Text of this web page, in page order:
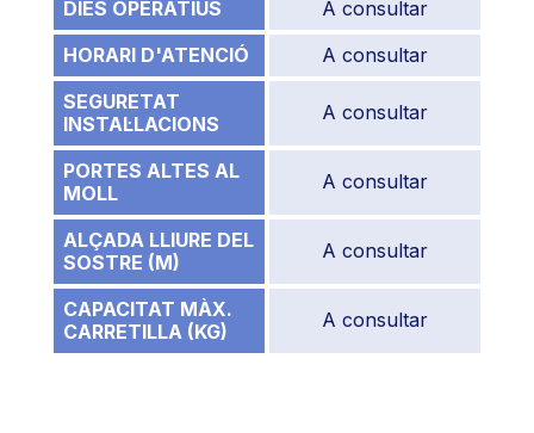
DIES OPERATIUS
A consultar
HORARI D'ATENCIÓ
A consultar
SEGURETAT
INSTAL·LACIONS
A consultar
PORTES ALTES AL
MOLL
A consultar
ALÇADA LLIURE DEL
SOSTRE (M)
A consultar
CAPACITAT MÀX.
CARRETILLA (KG)
A consultar